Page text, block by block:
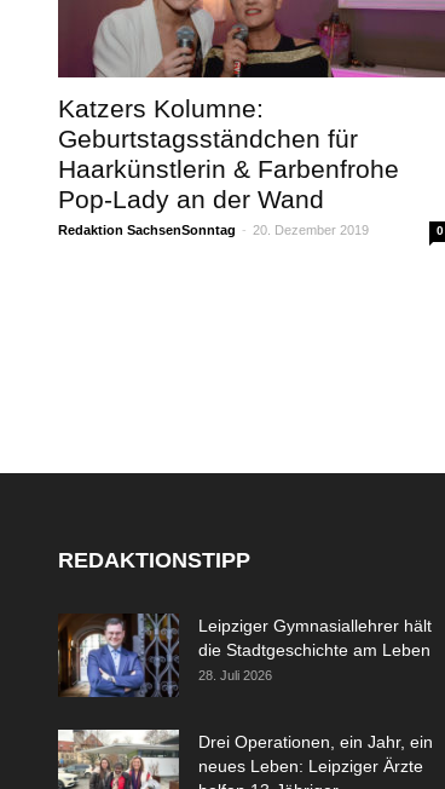
Katzers Kolumne:
Geburtstagsständchen für
Haarkünstlerin & Farbenfrohe
Pop-Lady an der Wand
Redaktion SachsenSonntag - 20. Dezember 2019 0
REDAKTIONSTIPP
Leipziger Gymnasiallehrer hält
die Stadtgeschichte am Leben
28. Juli 2026
Drei Operationen, ein Jahr, ein
neues Leben: Leipziger Ärzte